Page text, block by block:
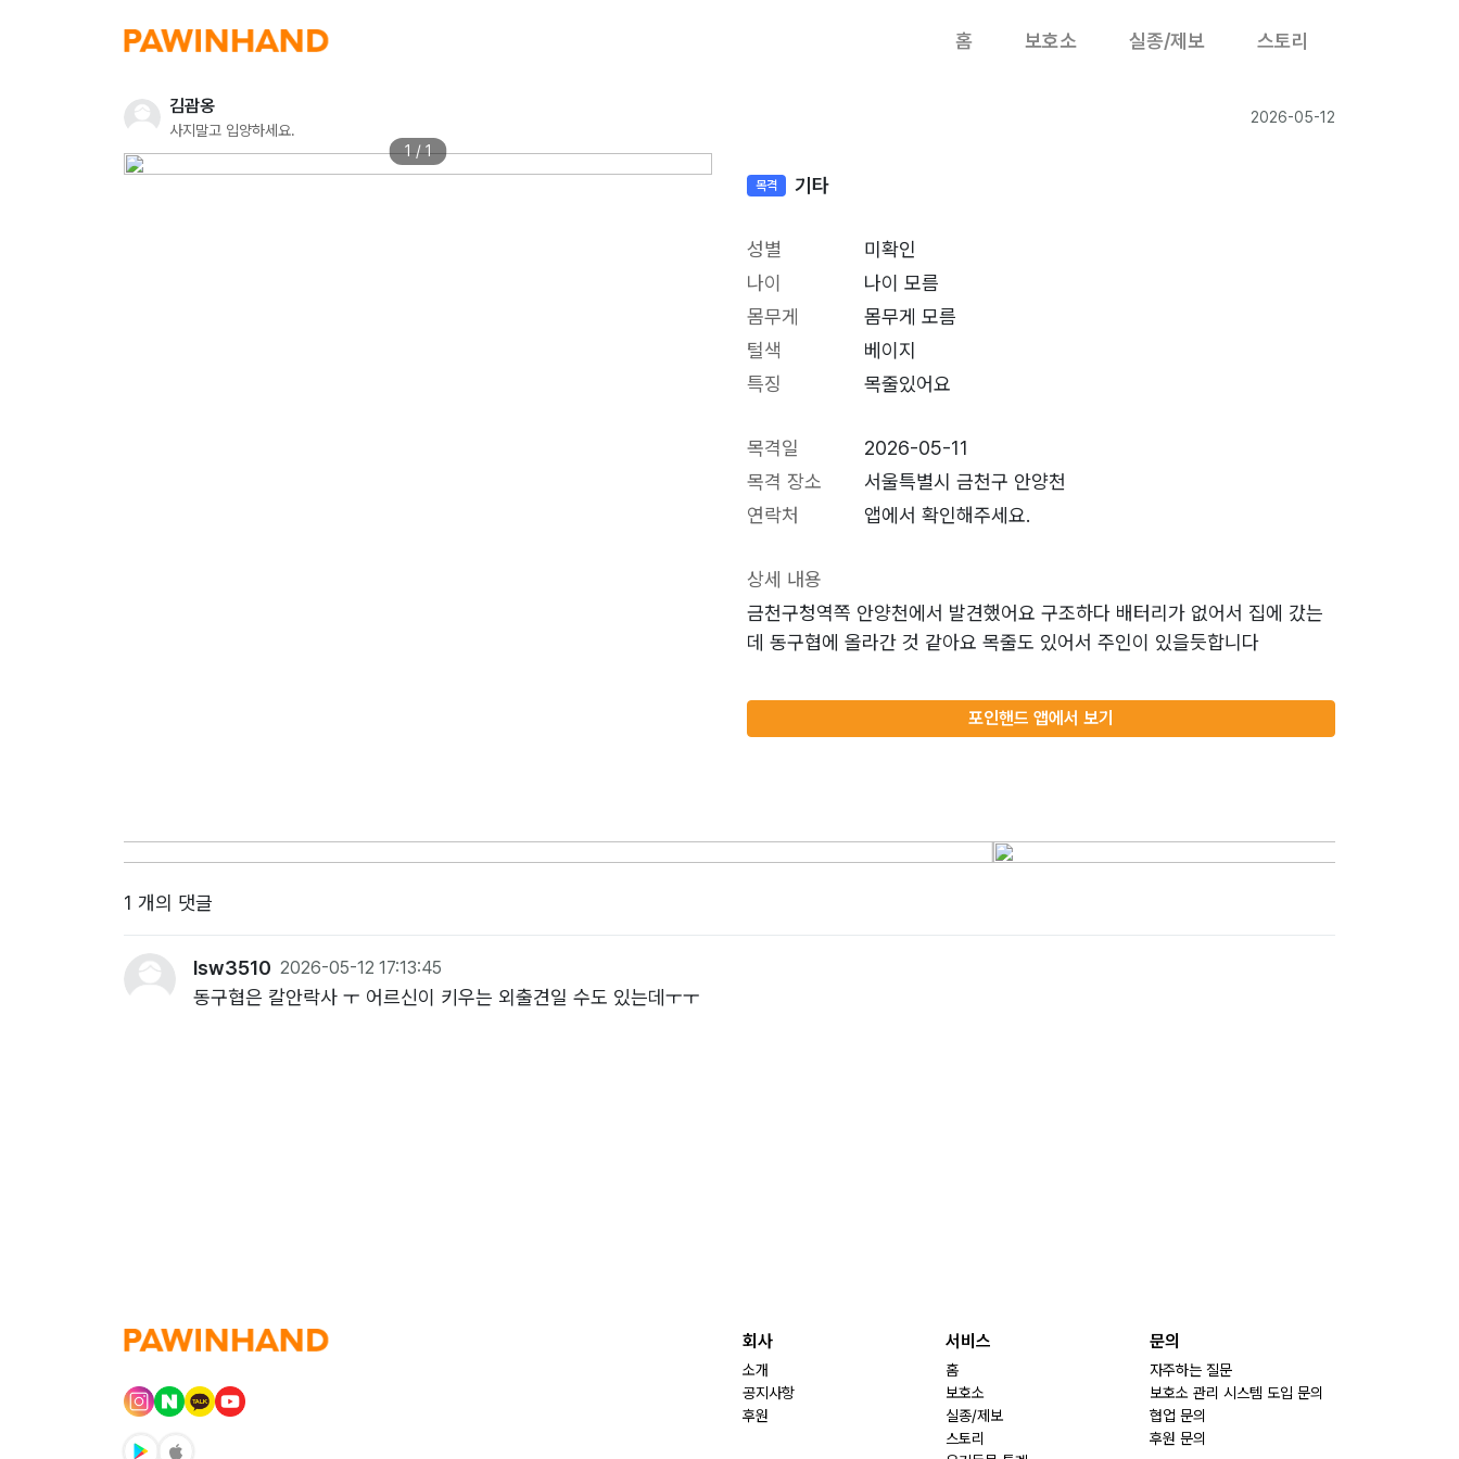
홈 보호소 실종/제보 스토리
김괌옹
사지말고 입양하세요.
2026-05-12
1 / 1
목격 기타
성별
미확인
나이
나이 모름
몸무게
몸무게 모름
털색
베이지
특징
목줄있어요
목격일
2026-05-11
목격 장소
서울특별시 금천구 안양천
연락처
앱에서 확인해주세요.
상세 내용
금천구청역쪽 안양천에서 발견했어요 구조하다 배터리가 없어서 집에 갔는
데 동구협에 올라간 것 같아요 목줄도 있어서 주인이 있을듯합니다
포인핸드 앱에서 보기
1 개의 댓글
lsw3510 2026-05-12 17:13:45
동구협은 칼안락사 ㅜ 어르신이 키우는 외출견일 수도 있는데ㅜㅜ
회사
소개
공지사항
후원
서비스
홈
보호소
실종/제보
스토리
문의
자주하는 질문
보호소 관리 시스템 도입 문의
협업 문의
후원 문의